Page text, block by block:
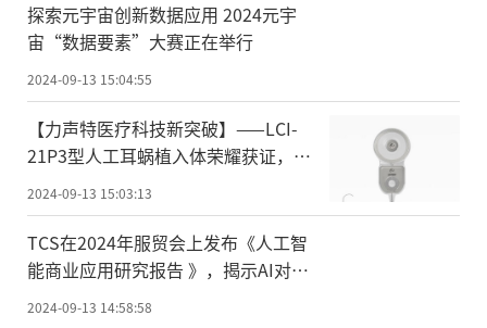
探索元宇宙创新数据应用 2024元宇
宙“数据要素”大赛正在举行
2024-09-13 15:04:55
【力声特医疗科技新突破】——LCI-
21P3型人工耳蜗植入体荣耀获证，开
启听力重建新纪元
2024-09-13 15:03:13
TCS在2024年服贸会上发布《人工智
能商业应用研究报告 》，揭示AI对企
业变革的深远影响
2024-09-13 14:58:58